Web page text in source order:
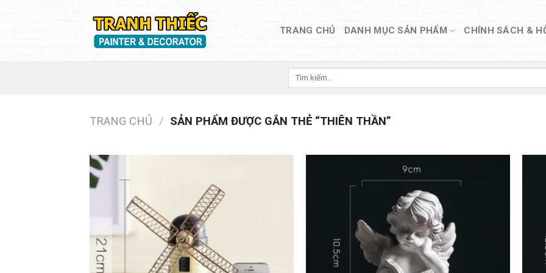
TRANG CHỦ DANH MỤC SẢN PHẨM CHÍNH SÁCH &
Tìm
TRANG CHỦ / SẢN PHẨM ĐƯỢC GẮN THẺ “THIÊN THẦN”